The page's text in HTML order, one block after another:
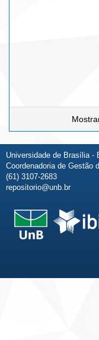
Universidade de Brasília -
Coordenadoria de Gestão
(61) 3107-2683
repositorio@unb.br